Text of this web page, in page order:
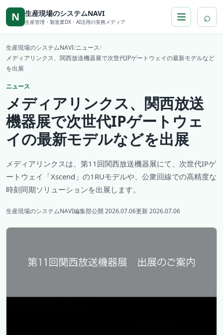
本文へ移動
N 生産現場のシステムNAVI
生産管理・製造業DX・AI活用の実務メディア ⌕
生産現場のシステムNAVI/ニュース/
メディアリンクス、関西放送機器展で次世代IPゲートウェイの最新モデルなど
を出展
ニュース
メディアリンクス、関西放送
機器展で次世代IPゲートウェ
イの最新モデルなどを出展
メディアリンクスは、第11回関西放送機器展にて、次世代IPゲ
ートウェイ「Xscend」の1RUモデルや、公衆回線での高精度な
時刻同期ソリューションを出展します。
生産現場のシステムNAVI編集部公開 2026.07.06更新 2026.07.06